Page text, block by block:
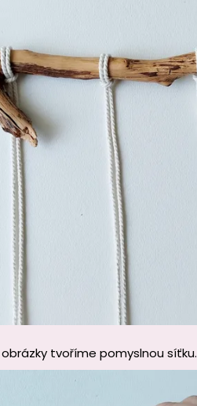
tvoříme pomyslnou síťku.